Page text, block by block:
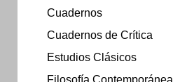
Cuadernos
Cuadernos de Crítica
Estudios Clásicos
Filosofía Contemporánea